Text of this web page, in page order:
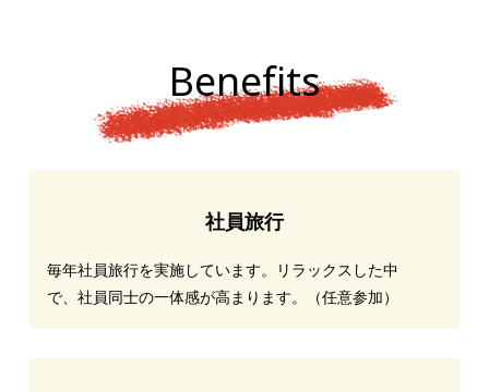
Benefits
社員旅行
毎年社員旅行を実施しています。リラックスした中
で、社員同士の一体感が高まります。（任意参加）